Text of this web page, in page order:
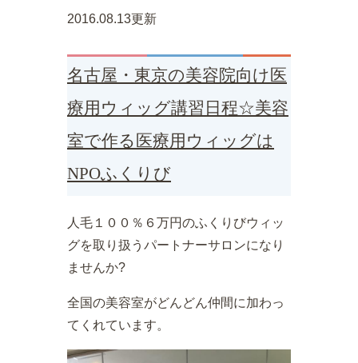
2016.08.13更新
名古屋・東京の美容院向け医
療用ウィッグ講習日程☆美容
室で作る医療用ウィッグは
NPOふくりび
人毛１００％６万円のふくりびウィッ
グを取り扱うパートナーサロンになり
ませんか?
全国の美容室がどんどん仲間に加わっ
てくれています。